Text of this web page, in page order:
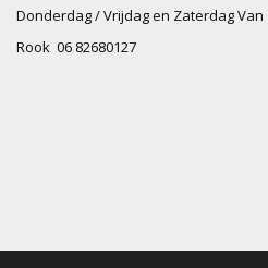
Donderdag / Vrijdag en Zaterdag Van
Rook 06 82680127